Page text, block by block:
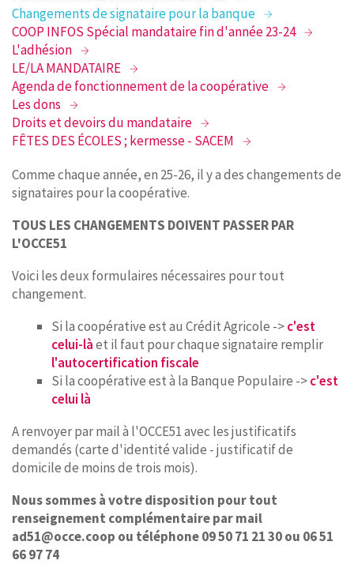
CONTACT
Changements de signataire pour la banque
COOP INFOS Spécial mandataire fin d'année 23-24
L'adhésion
LE/LA MANDATAIRE
Agenda de fonctionnement de la coopérative
Les dons
Droits et devoirs du mandataire
FÊTES DES ÉCOLES ; kermesse - SACEM
Comme chaque année, en 25-26, il y a des changements de
signataires pour la coopérative.
TOUS LES CHANGEMENTS DOIVENT PASSER PAR
L'OCCE51
Voici les deux formulaires nécessaires pour tout
changement.
Si la coopérative est au Crédit Agricole ->c'est
celui-làet il faut pour chaque signataire remplir
l'autocertification fiscale
Si la coopérative est à la Banque Populaire ->c'est
celui là
A renvoyer par mail à l'OCCE51 avec les justificatifs
demandés (carte d'identité valide - justificatif de
domicile de moins de trois mois).
Nous sommes à votre disposition pour tout
renseignement complémentaire par mail
ad51@occe.coop ou téléphone 09 50 71 21 30 ou 06 51
66 97 74